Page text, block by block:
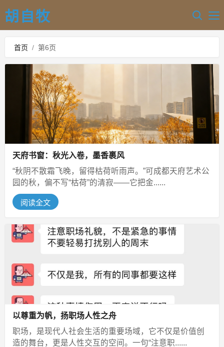
胡自牧
首页 / 第6页
天府书窗：秋光入卷，墨香裹风
“秋阴不散霜飞晚，留得枯荷听雨声。”可成都天府艺术公
园的秋，偏不写“枯荷”的清寂——它把金......
阅读全文
以尊重为帆，扬职场人性之舟
职场，是现代人社会生活的重要场域，它不仅是价值创
造的舞台，更是人性交互的空间。一句“注意职......